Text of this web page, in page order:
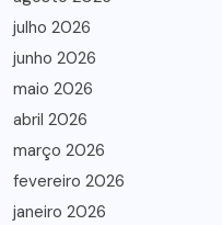
julho 2026
junho 2026
maio 2026
abril 2026
março 2026
fevereiro 2026
janeiro 2026